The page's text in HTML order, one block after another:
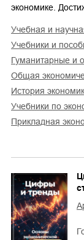
экономике.
учебная и
учебники и
гуманитарные и
общая
история
учебники по
прикладная